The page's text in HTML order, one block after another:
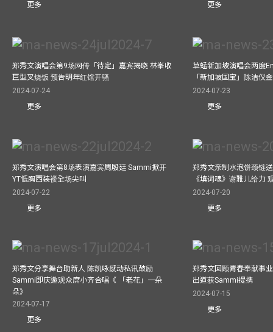
更多
更多
郑秀文演唱会第9场网传「待定」嘉宾揭晓 林峯收
巨型叉烧饭 预告明年红馆开骚
2024-07-24
更多
草蜢新加坡演唱会两度
「新加坡国宝」陈洁仪
2024-07-23
更多
郑秀文演唱会第8场表演嘉宾周殷廷 Sammi掀开
YT低胸西装褛全场尖叫
2024-07-22
更多
郑秀文亲制水泡饼颈链
《填词魂》谢雅儿给力
2024-07-20
更多
郑秀文分享舞台助新人 陈凯咏感动私讯鼓励
Sammi即庆邀观众席小齐合唱《 「老花」一朵
朵》
2024-07-17
更多
郑秀文回顾青春奉献事
出道获Sammi提携
2024-07-15
更多